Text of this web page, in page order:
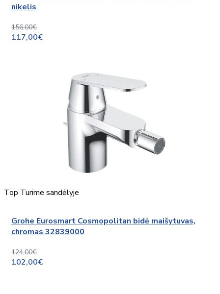
nikelis
156,00€
117,00€
Top Turime sandėlyje
Grohe Eurosmart Cosmopolitan bidė maišytuvas,
chromas 32839000
124,00€
102,00€